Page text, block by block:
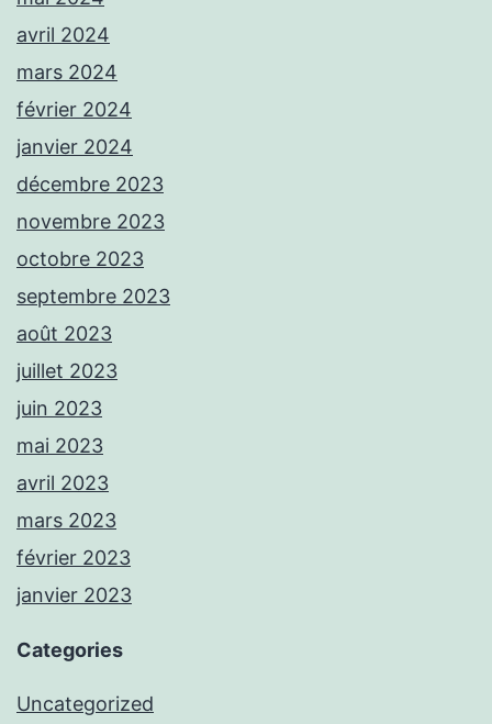
avril 2024
mars 2024
février 2024
janvier 2024
décembre 2023
novembre 2023
octobre 2023
septembre 2023
août 2023
juillet 2023
juin 2023
mai 2023
avril 2023
mars 2023
février 2023
janvier 2023
Categories
Uncategorized